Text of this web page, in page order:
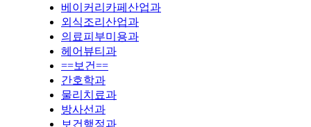
베이커리카페산업과
외식조리산업과
의료피부미용과
헤어뷰티과
==보건==
간호학과
물리치료과
방사선과
보건행정과